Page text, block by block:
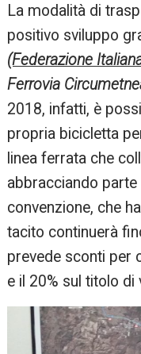
La modalità di
positivo sviluppo
(Federazione
Ferrovia
2018, infatti, è
propria bicicletta
linea ferrata che
abbracciando parte
convenzione, che
tacito continuerà
prevede sconti per
e il 20% sul titolo di